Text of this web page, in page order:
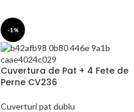
-1%
Cuvertura de Pat + 4 Fete de
Perne CV236
Cuverturi pat dublu